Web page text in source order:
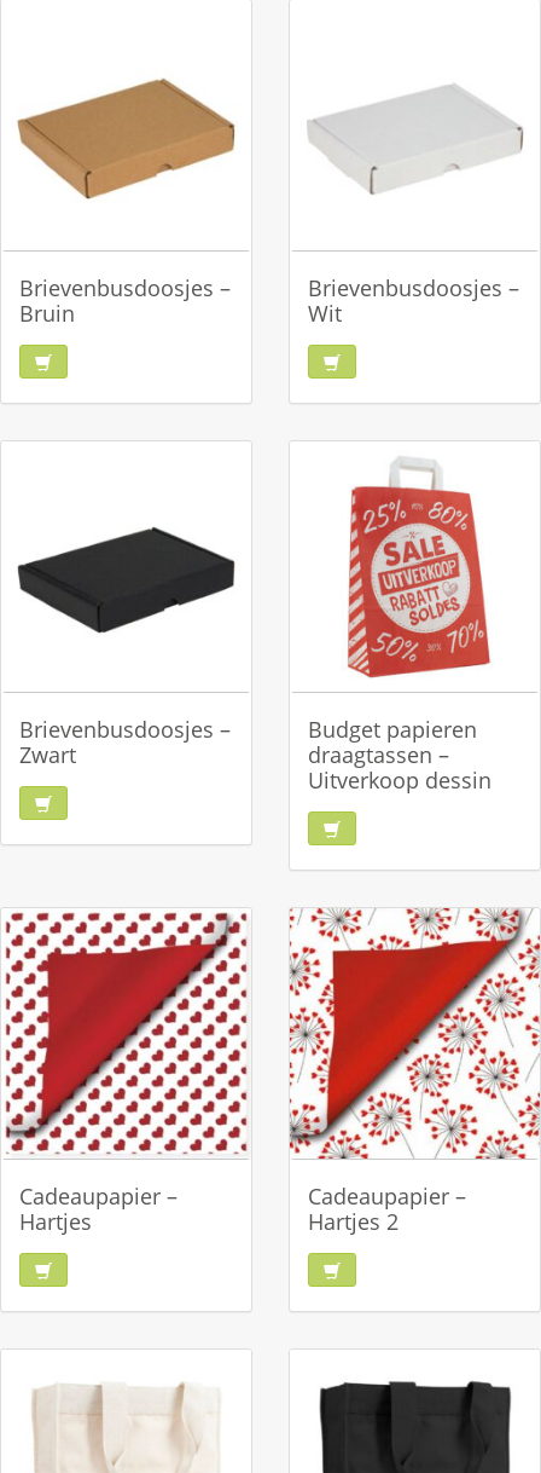
Brievenbusdoosjes –
Bruin
Brievenbusdoosjes –
Wit
Brievenbusdoosjes –
Zwart
Budget papieren
draagtassen –
Uitverkoop dessin
Cadeaupapier –
Hartjes
Cadeaupapier –
Hartjes 2